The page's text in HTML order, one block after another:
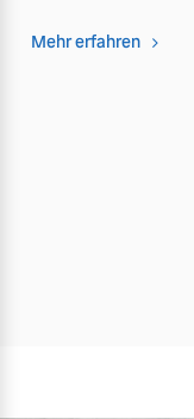
Mehr erfahren